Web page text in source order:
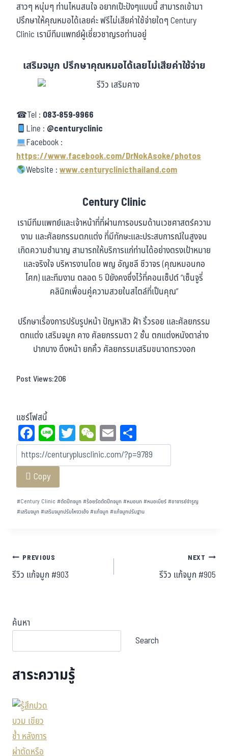
สาวๆ หนุ่มๆ ท่านไหนสนใจ อยากเป๊ะปังๆแบบนี้ สามารถเข้ามา
ปรึกษาให้คุณหมอได้เลยค่ะ ฟรีไม่เสียค่าใช้จ่ายใดๆ Century
Clinic เรามีทีมแพทย์ผู้เชี่ยวชาญรอท่านอยู่
เสริมจมูก ปรึกษาคุณหมอได้เลยไม่เสียค่าใช้จ่าย
☎Tel : 083-859-9966
Line : @centuryclinic
Facebook :
https://www.facebook.com/DrNokAsoke/photos
Website :www.centuryclinicthailand.com
Century Clinic
เรามีทีมแพทย์และเจ้าหน้าที่ที่ผ่านการอบรมด้านเวชศาสตร์ความ
งาม และศัลยกรรมตกแต่ง ที่มีทักษะและประสบการณ์ในสูงจน
เกิดความชำนาญ สามารถให้บริการแก่ท่านได้อย่างตรงเป้าหมาย
และจริงใจ บริหารงานโดย พญ อัญชลี ชีวาจร (คุณหมอนกอ
โศก) และทีมงาน ตลอด 5 ปียังคงซึ่งไว้ที่คอนเซ็ปต์ “เซ็นจูรี่
คลินิกเพื่อนคู่ความสวยในสไตล์ที่เป็นคุณ”
ปรึกษาเรื่องการปรับรูปหน้า ปัญหาสิว ฝ้า ริ้วรอย และศัลยกรรม
ตกแต่ง เสริมจมูก คาง ศัลยกรรมตา 2 ชั้น ตกแต่งหนังตาล่าง
ปากบาง ดึงหน้า ยกคิ้ว ศัลยกรรมเสริมขนาดทรวงอก
Post Views:206
แชร์โฟสนี้
Fa
ce
bo
ok
Li
ne
T
wi
tt
W
eC
ha
E
m
ail
ar
e
Copy
#Century Clinic #ตัดปีกจมูก#ร้อยรัดตัดปีกจมูก#หมอนก#หมอเบียร์ #อาจารย์จำรูญ
#เสริมจมูก#เสริมจมูกปรับโหงวเฮ้ง#แก้จมูก#แก้จมูกปรับฐาน
PREVIOUS
รีวิว แก้จมูก #903
NEXT
รีวิว แก้จมูก #905
ค้นหา
Search
สาระความรู้